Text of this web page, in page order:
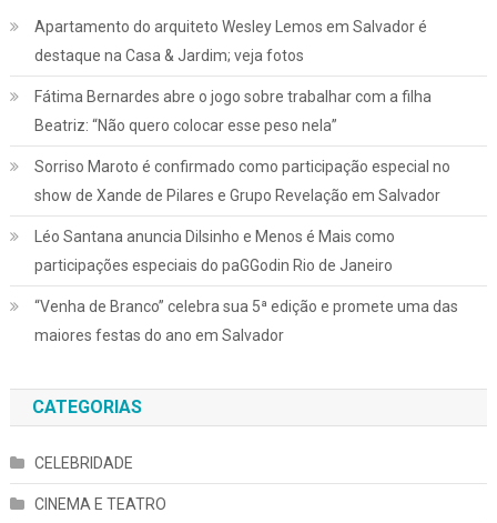
Apartamento do arquiteto Wesley Lemos em Salvador é
destaque na Casa & Jardim; veja fotos
Fátima Bernardes abre o jogo sobre trabalhar com a filha
Beatriz: “Não quero colocar esse peso nela”
Sorriso Maroto é confirmado como participação especial no
show de Xande de Pilares e Grupo Revelação em Salvador
Léo Santana anuncia Dilsinho e Menos é Mais como
participações especiais do paGGodin Rio de Janeiro
“Venha de Branco” celebra sua 5ª edição e promete uma das
maiores festas do ano em Salvador
CATEGORIAS
CELEBRIDADE
CINEMA E TEATRO